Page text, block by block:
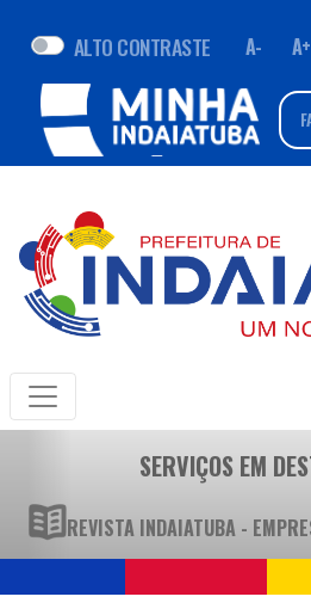
ALTO CONTRASTE A- A+
SERVIÇOS EM
REVISTA INDAIATUBA -